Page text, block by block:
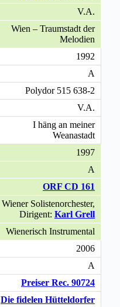
V.A.
Wien – Traumstadt der
Melodien
1992
A
Polydor 515 638-2
V.A.
I häng an meiner
Weanastadt
1997
A
ORF CD 161
Wiener Solistenorchester,
Dirigent: Karl Grell
Wienerisch Instrumental
2006
A
Preiser Rec. 90724
Die fidelen Hütteldorfer